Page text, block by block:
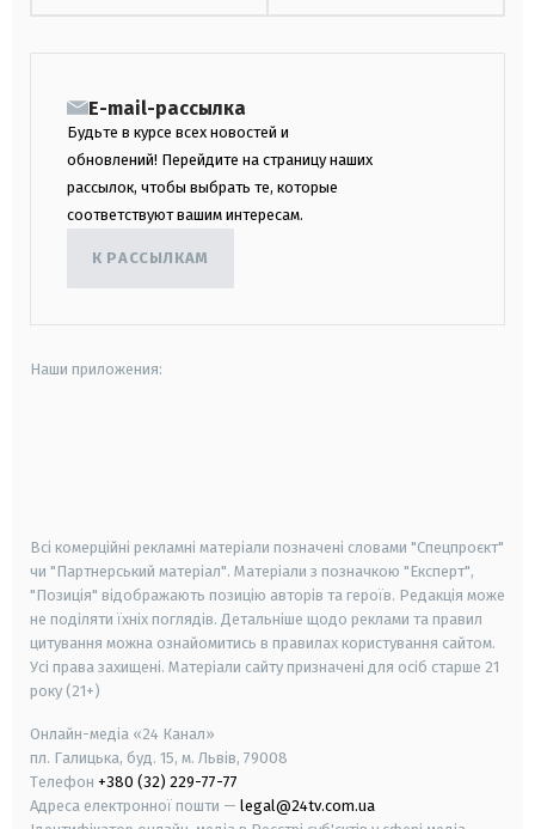
E-mail-рассылка
Будьте в курсе всех новостей и
обновлений! Перейдите на страницу наших
рассылок, чтобы выбрать те, которые
соответствуют вашим интересам.
К РАССЫЛКАМ
Наши приложения:
Всі комерційні рекламні матеріали позначені словами "Спецпроєкт"
чи "Партнерський матеріал". Матеріали з позначкою "Експерт",
"Позиція" відображають позицію авторів та героїв. Редакція може
не поділяти їхніх поглядів. Детальніше щодо реклами та правил
цитування можна ознайомитись в правилах користування сайтом.
Усі права захищені. Матеріали сайту призначені для осіб старше 21
року (21+)
Онлайн-медіа «24 Канал»
пл. Галицька, буд. 15, м. Львів, 79008
Телефон +380 (32) 229-77-77
Адреса електронної пошти — legal@24tv.com.ua